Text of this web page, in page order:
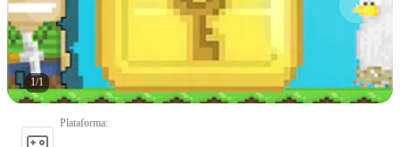
1/1
Plataforma: